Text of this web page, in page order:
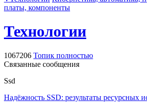
платы, компоненты
Технологии
1067206 Топик полностью
Связанные сообщения
Ssd
Надёжность SSD: результаты ресурсных